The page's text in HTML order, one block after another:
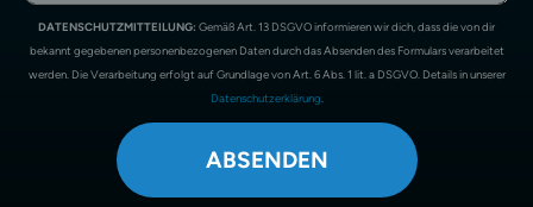
DATENSCHUTZMITTEILUNG: Gemäß Art. 13 DSGVO informieren wir dich, dass die von dir
bekannt gegebenen personenbezogenen Daten durch das Absenden des Formulars verarbeitet
werden. Die Verarbeitung erfolgt auf Grundlage von Art. 6 Abs. 1 lit. a DSGVO. Details in unserer
Datenschutzerklärung.
ABSENDEN